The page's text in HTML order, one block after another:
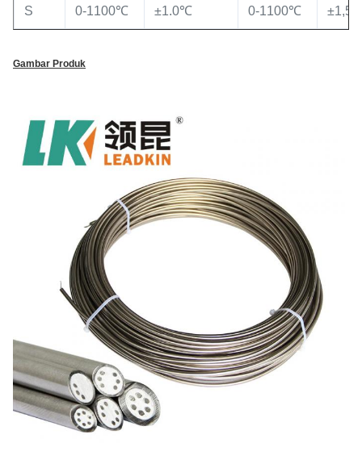
S 0-1100℃ ±1.0℃ 0-1100℃
Gambar Produk